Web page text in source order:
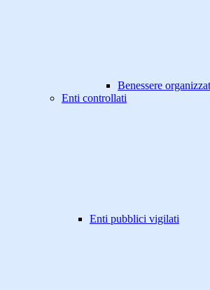
Benessere
Enti controllati
Enti pubblici vigilati